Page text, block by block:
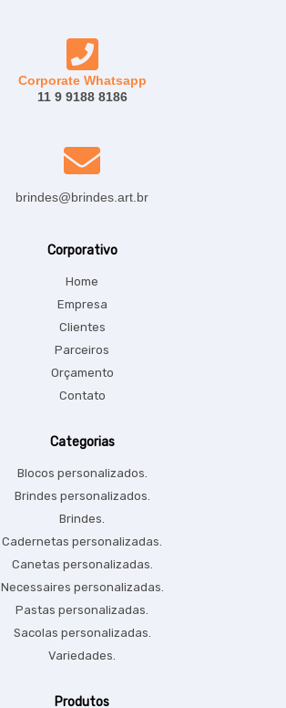
Corporate Whatsapp
11 9 9188 8186
brindes@brindes.art.br
Corporativo
Home
Empresa
Clientes
Parceiros
Orçamento
Contato
Categorias
Blocos personalizados.
Brindes personalizados.
Brindes.
Cadernetas personalizadas.
Canetas personalizadas.
Necessaires personalizadas.
Pastas personalizadas.
Sacolas personalizadas.
Variedades.
Produtos